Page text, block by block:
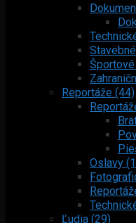
Reportáže (44)
Oslavy
Ľudia (29)